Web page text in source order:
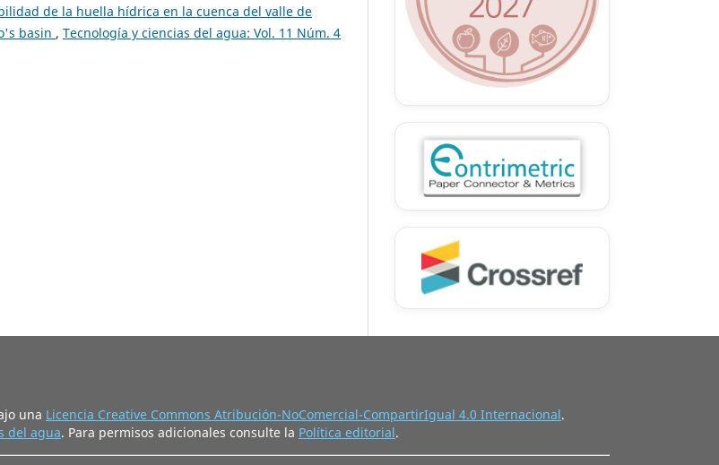
de la huella hídrica en la cuenca del valle de
basin , Tecnología y ciencias del agua: Vol. 11 Núm. 4
una Licencia Creative Commons Atribución-NoComercial-CompartirIgual 4.0 Internacional.
del agua. Para permisos adicionales consulte la Política editorial.